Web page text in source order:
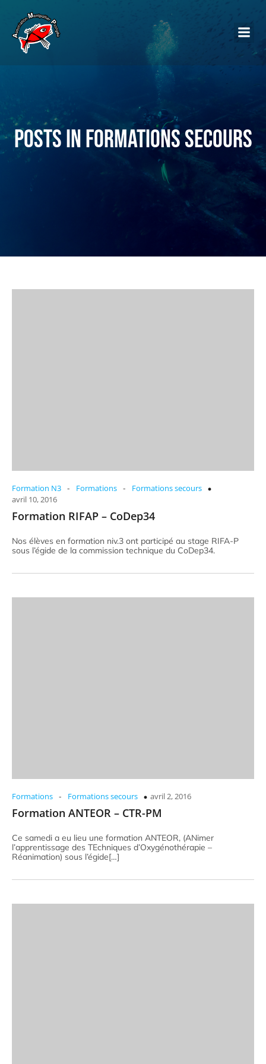
Posts in Formations secours
Formation N3 - Formations -
Formations secours
avril 10, 2016
Formation RIFAP – CoDep34
Nos élèves en formation niv.3 ont participé au stage RIFA-P
sous l’égide de la commission technique du CoDep34.
Formations - Formations secours avril 2, 2016
Formation ANTEOR – CTR-PM
Ce samedi a eu lieu une formation ANTEOR, (ANimer
l’apprentissage des TEchniques d’Oxygénothérapie –
Réanimation) sous l’égide[…]